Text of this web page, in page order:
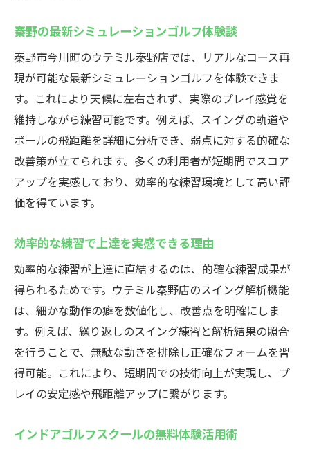
アクセス良好で通いやすい立地環境の重要
性
秦野市のインドアゴルフスクールでスキルアッ
プ
インドアゴルフスクールでの上達事例とコ
ツ
プロ指導が受けられるゴルフレッスンの特
徴
例
通いやすいインドア施設の選び方ガイド
初心者でも安心できるサポート体制の紹介
天候を気にせず練習！秦野の室内ゴルフ場で上
達
天候に左右されないインドアゴルフスクー
ルの強み
室内ゴルフ場の安全対策とマナーを知ろう
秦野の最新シミュレーションゴルフ体験談
秦野市今川町のウテミル秦野店では、リアルなコース再
現が可能な最新シミュレーションゴルフを体験できま
す。これにより天候に左右されず、実際のプレイ感覚を
維持しながら練習可能です。例えば、スイングの軌道や
ボールの飛距離を詳細に分析でき、弱点に対する的確な
改善策が立てられます。多くの利用者が短期間でスコア
アップを実感しており、効率的な練習環境として高い評
価を得ています。
効率的な練習で上達を実感できる理由
効率的な練習が上達に直結するのは、的確な練習成果が
得られるためです。ウテミル秦野店のスイング解析機能
は、細かな動作の癖を数値化し、改善点を明確にしま
す。例えば、繰り返しのスイング練習と解析結果の照合
を行うことで、無駄な動きを排除し正確なフォームを習
得可能。これにより、短期間での技術向上が実現し、プ
レイの安定感や飛距離アップに繋がります。
インドアゴルフスクールの無料体験活用術